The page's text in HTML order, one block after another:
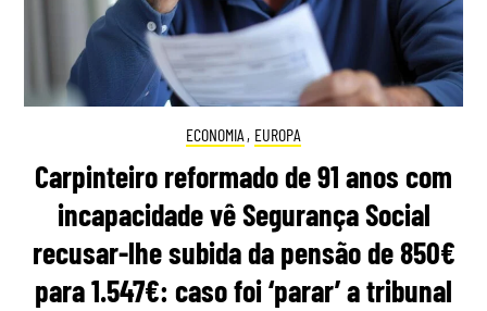
ECONOMIA , EUROPA
Carpinteiro reformado de 91 anos com
incapacidade vê Segurança Social
recusar-lhe subida da pensão de 850€
para 1.547€: caso foi ‘parar’ a tribunal